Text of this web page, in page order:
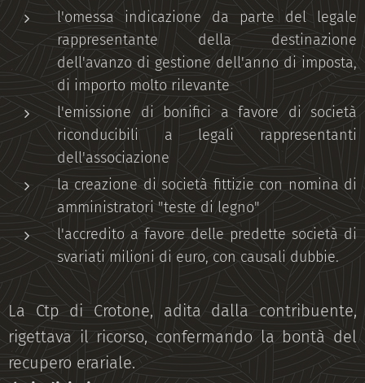
l'omessa indicazione da parte del legale
rappresentante della destinazione
dell'avanzo di gestione dell'anno di imposta,
di importo molto rilevante
l'emissione di bonifici a favore di società
riconducibili a legali rappresentanti
dell'associazione
la creazione di società fittizie con nomina di
amministratori "teste di legno"
l'accredito a favore delle predette società di
svariati milioni di euro, con causali dubbie.
La Ctp di Crotone, adita dalla contribuente,
rigettava il ricorso, confermando la bontà del
recupero erariale.